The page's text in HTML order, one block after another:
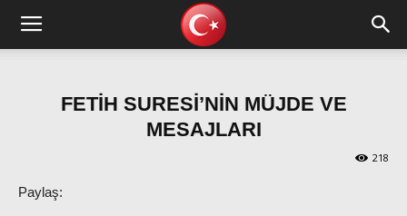
FETİH SURESİ’NİN MÜJDE VE
MESAJLARI
218
Paylaş: